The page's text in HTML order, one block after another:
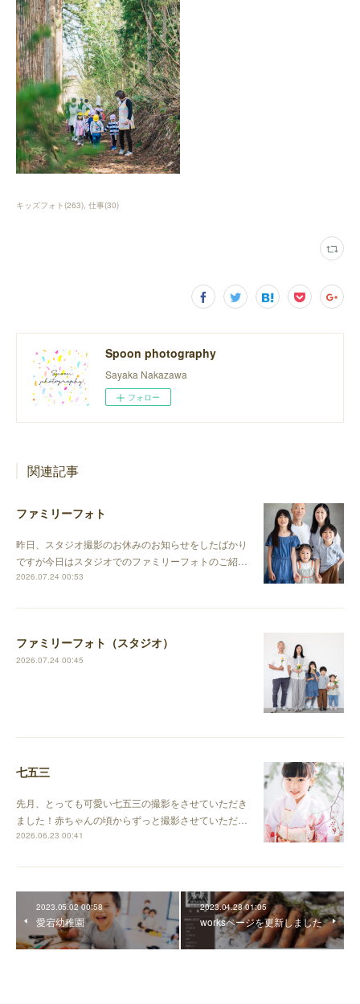
キッズフォト(263) 仕事(30)
Spoon photography
Sayaka Nakazawa
フォロー
関連記事
ファミリーフォト
昨日、スタジオ撮影のお休みのお知らせをしたばかり
ですが今日はスタジオでのファミリーフォトのご紹…
2026.07.24 00:53
ファミリーフォト（スタジオ）
2026.07.24 00:45
七五三
先月、とっても可愛い七五三の撮影をさせていただき
ました！赤ちゃんの頃からずっと撮影させていただ…
2026.06.23 00:41
2023.05.02 00:58
愛宕幼稚園
2023.04.28 01:05
worksページを更新しました